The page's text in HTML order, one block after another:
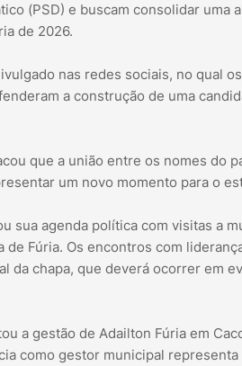
(PSD) e buscam consolidar uma
de 2026.
nas redes sociais, no qual
a construção de uma
que a união entre os nomes do
um novo momento para o
sua agenda política com visitas a
Fúria. Os encontros com
da chapa, que deverá ocorrer em
a gestão de Adailton Fúria em
como gestor municipal